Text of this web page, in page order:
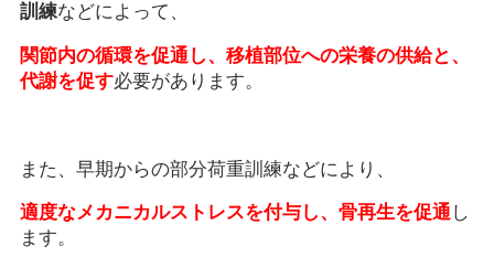
訓練などによって、
関節内の循環を促通し、移植部位への栄養の供給と、
代謝を促す必要があります。
また、早期からの部分荷重訓練などにより、
適度なメカニカルストレスを付与し、骨再生を促通し
ます。